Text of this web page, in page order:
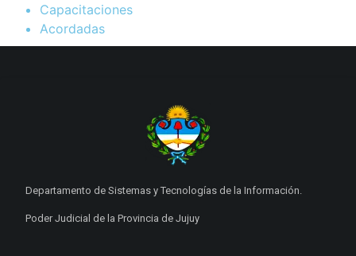
Capacitaciones
Acordadas
Departamento de Sistemas y Tecnologías de la Información.
Poder Judicial de la Provincia de Jujuy